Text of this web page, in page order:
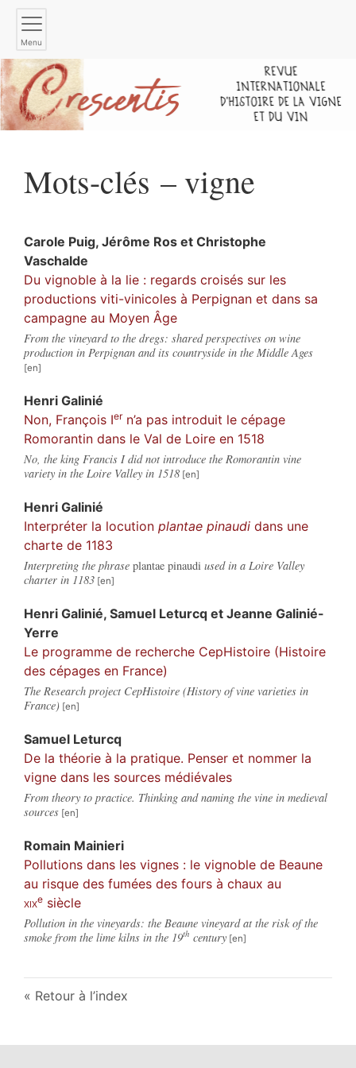
Menu
Mots-clés – vigne
Carole Puig, Jérôme Ros et Christophe
Vaschalde
Du vignoble à la lie : regards croisés sur les
productions viti-vinicoles à Perpignan et dans sa
campagne au Moyen Âge
From the vineyard to the dregs: shared perspectives on wine
production in Perpignan and its countryside in the Middle Ages
Henri Galinié
Non, François Iern’a pas introduit le cépage
Romorantin dans le Val de Loire en 1518
No, the king Francis I did not introduce the Romorantin vine
variety in the Loire Valley in 1518
Henri Galinié
Interpréter la locution plantae pinaudi dans une
charte de 1183
Interpreting the phrase plantae pinaudi used in a Loire Valley
charter in 1183
Henri Galinié, Samuel Leturcq et Jeanne Galinié-
Yerre
Le programme de recherche CepHistoire (Histoire
des cépages en France)
The Research project CepHistoire (History of vine varieties in
France)
Samuel Leturcq
De la théorie à la pratique. Penser et nommer la
vigne dans les sources médiévales
From theory to practice. Thinking and naming the vine in medieval
sources
Romain Mainieri
Pollutions dans les vignes : le vignoble de Beaune
au risque des fumées des fours à chaux au
xixe siècle
Pollution in the vineyards: the Beaune vineyard at the risk of the
smoke from the lime kilns in the 19th century
Retour à l’index